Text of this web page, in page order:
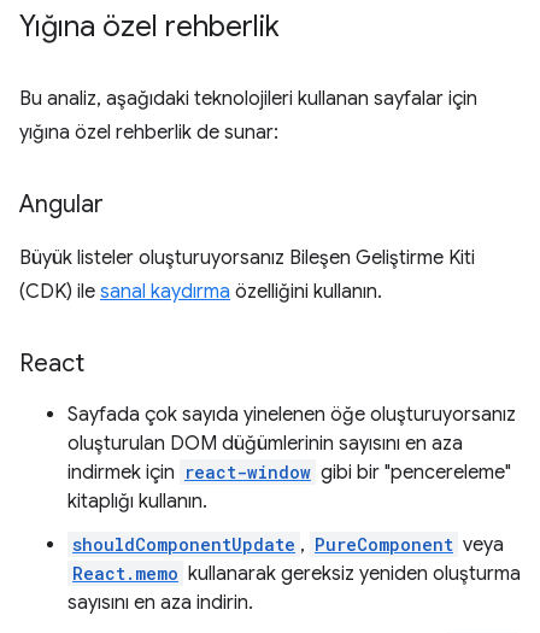
Yığına özel rehberlik
Bu analiz, aşağıdaki teknolojileri kullanan sayfalar için
yığına özel rehberlik de sunar:
Angular
Büyük listeler oluşturuyorsanız Bileşen Geliştirme Kiti
(CDK) ile sanal kaydırma özelliğini kullanın.
React
Sayfada çok sayıda yinelenen öğe oluşturuyorsanız
oluşturulan DOM düğümlerinin sayısını en aza
indirmek için react-window gibi bir "pencereleme"
kitaplığı kullanın.
shouldComponentUpdate , PureComponent veya
React.memo kullanarak gereksiz yeniden oluşturma
sayısını en aza indirin.